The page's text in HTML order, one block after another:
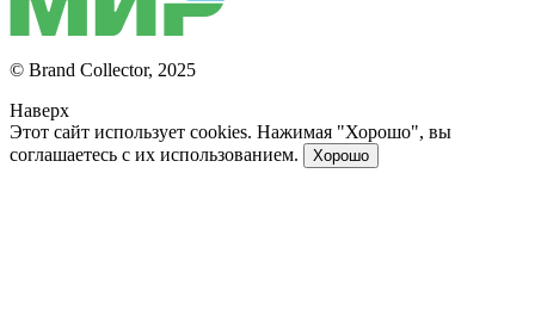
© Brand Collector, 2025
Наверх
Этот сайт использует cookies. Нажимая "Хорошо", вы
соглашаетесь с их использованием.
Хорошо